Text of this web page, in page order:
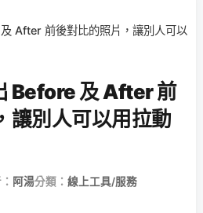
After 前後對比的照片，讓別人可以
Before 及 After 前
讓別人可以用拉動
阿湯分類： 線上工具/服務